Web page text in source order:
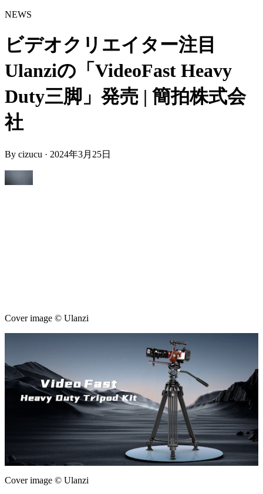
NEWS
ビデオクリエイター注目
Ulanziの「VideoFast Heavy
Duty三脚」発売 | 簡拍株式会
社
By cizucu · 2024年3月25日
Cover image © Ulanzi
Cover image © Ulanzi